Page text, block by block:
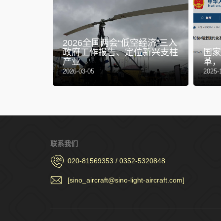
2026全国两会“低空经济”三入
政府工作报告、定位新兴支柱
产业
2026-03-05
国
革
2025-
联系我们
020-81569353 / 0352-5320848
[sino_aircraft@sino-light-aircraft.com]